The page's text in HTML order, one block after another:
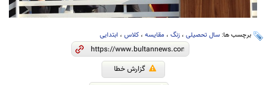
برچسب ها: سال تحصیلی ، زنگ ، مقایسه ، کلاس ، ابتدایی
گزارش خطا